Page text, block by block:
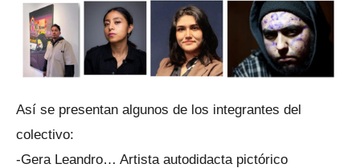
Así se presentan algunos de los integrantes del
colectivo:
-Gera Leandro… Artista autodidacta pictórico